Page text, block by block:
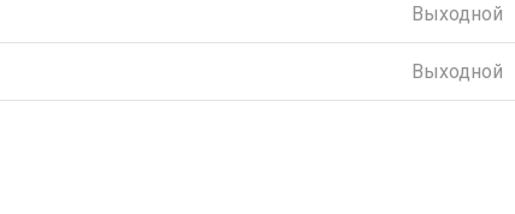
Выходной
Выходной